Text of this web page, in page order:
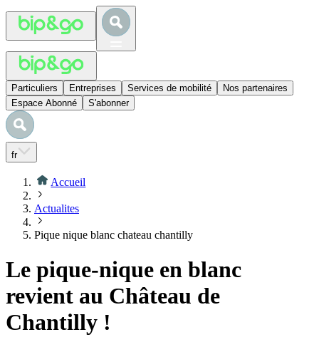
Particuliers Entreprises Services de mobilité
Nos partenaires
Espace Abonné
S'abonner
fr
Accueil
Actualites
Pique nique blanc chateau chantilly
Le pique-nique en blanc
revient au Château de
Chantilly !